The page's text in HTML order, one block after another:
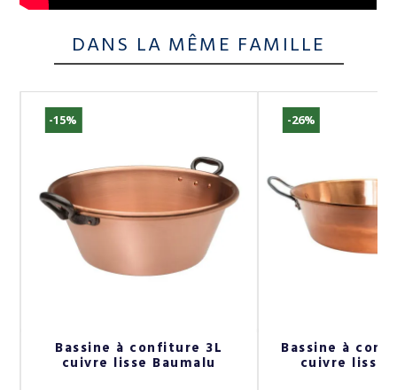
DANS LA MÊME FAMILLE
-15%
Bassine à confiture 3L
cuivre lisse Baumalu
-26%
Bassine à
cuivre lisse